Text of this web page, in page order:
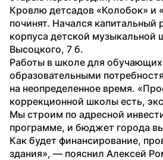
Кровлю детсадов «Колобок» и
починят. Начался капитальный
корпуса детской музыкальной
Высоцкого, 7 б.
Работы в школе для
образовательными
на неопределенное время.
коррекционной школы есть,
Мы строим по адресной
программе, и бюджет города
Как будет финансирование,
здания», — пояснил Алексей